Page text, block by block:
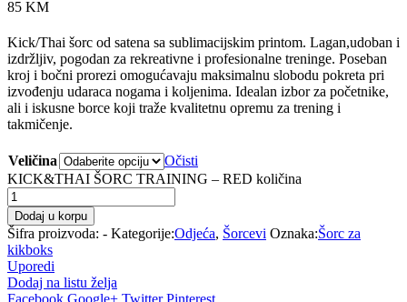
85 KM
Kick/Thai šorc od satena sa sublimacijskim printom. Lagan,udoban i
izdržljiv, pogodan za rekreativne i profesionalne treninge. Poseban
kroj i bočni prorezi omogućavaju maksimalnu slobodu pokreta pri
izvođenju udaraca nogama i koljenima. Idealan izbor za početnike,
ali i iskusne borce koji traže kvalitetnu opremu za trening i
takmičenje.
Veličina
Očisti
KICK&THAI ŠORC TRAINING – RED količina
Dodaj u korpu
Šifra proizvoda: - Kategorije:Odjeća, Šorcevi Oznaka:Šorc za
kikboks
Uporedi
Dodaj na listu želja
Facebook Google+ Twitter Pinterest